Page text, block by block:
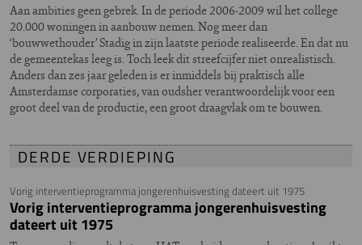
Aan ambities geen gebrek. In de periode 2006-2009 wil het college
20.000 woningen in aanbouw nemen. Nog meer dan
‘bouwwethouder’ Stadig in zijn laatste periode realiseerde. En dat nu
de gemeentekas leeg is. Toch leek dit streefcijfer niet onrealistisch.
Anders dan zes jaar geleden is er inmiddels bij praktisch alle
Amsterdamse corporaties, van oudsher verantwoordelijk voor een
groot deel van de productie, een groot draagvlak om te bouwen.
DERDE VERDIEPING
Vorig interventieprogramma jongerenhuisvesting dateert uit 1975
Vorig interventieprogramma jongerenhuisvesting
dateert uit 1975